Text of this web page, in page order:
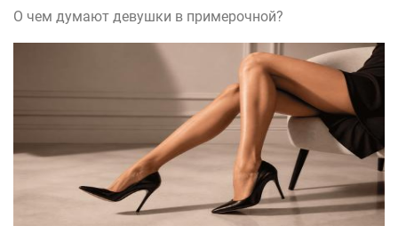
О чем думают девушки в примерочной?